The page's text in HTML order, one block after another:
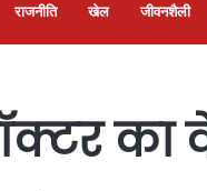
राजनीति खेल जीवनशैली